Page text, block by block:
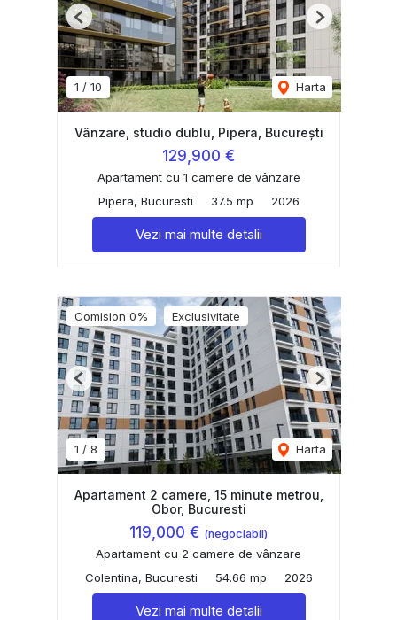
1 / 10 Harta
Previous Next
Vânzare, studio dublu, Pipera, București
129,900 €
Apartament cu 1 camere de vânzare
Pipera, Bucuresti
37.5 mp 2026
Vezi mai multe detalii
Comision 0% Exclusivitate
1 / 8 Harta
Previous Next
Apartament 2 camere, 15 minute metrou,
Obor, Bucuresti
119,000 € (negociabil)
Apartament cu 2 camere de vânzare
Colentina, Bucuresti
54.66 mp 2026
Vezi mai multe detalii